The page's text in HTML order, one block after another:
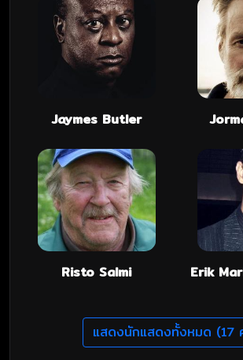
Jaymes Butler
Risto Salmi Erik
แสดงนักแสดงทั้งหมด (17